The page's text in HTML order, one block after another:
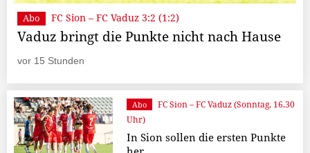
Abo FC Sion – FC Vaduz 3:2 (1:2)
Vaduz bringt die Punkte nicht nach Hause
vor 15 Stunden
Abo
FC Sion – FC Vaduz (Sonntag, 16.30
Uhr)
In Sion sollen die ersten Punkte